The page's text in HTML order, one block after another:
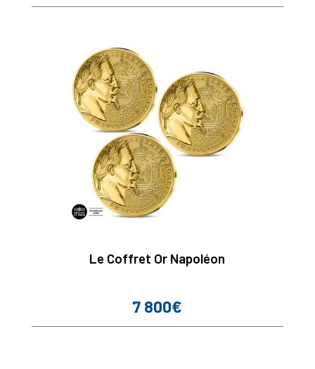
Le Coffret Or Napoléon
Prix
7 800€